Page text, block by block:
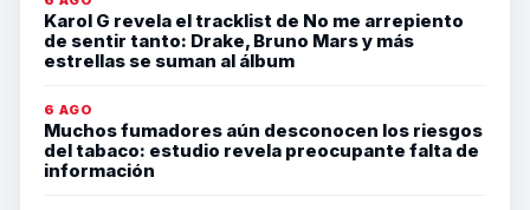
Karol G revela el tracklist de No me arrepiento
de sentir tanto: Drake, Bruno Mars y más
estrellas se suman al álbum
6 AGO
Muchos fumadores aún desconocen los riesgos
del tabaco: estudio revela preocupante falta de
información